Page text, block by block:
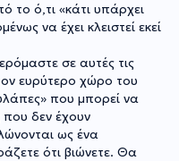
το ό,τι «κάτι υπάρχει
να έχει κλειστεί εκεί
σε αυτές τις
ευρύτερο χώρο του
που μπορεί να
που δεν έχουν
ως ένα
ότι βιώνετε. Θα